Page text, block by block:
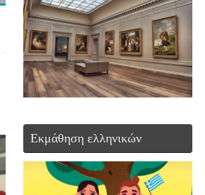
Εκμάθηση ελληνικών